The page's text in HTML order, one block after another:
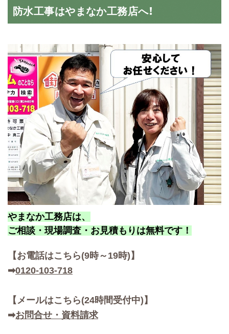
防水工事はやまなか工務店へ！
やまなか工務店は、
ご相談・現場調査・お見積もりは無料です！
【お電話はこちら(9時～19時)】
➡0120-103-718
【メールはこちら(24時間受付中)】
➡お問合せ・資料請求